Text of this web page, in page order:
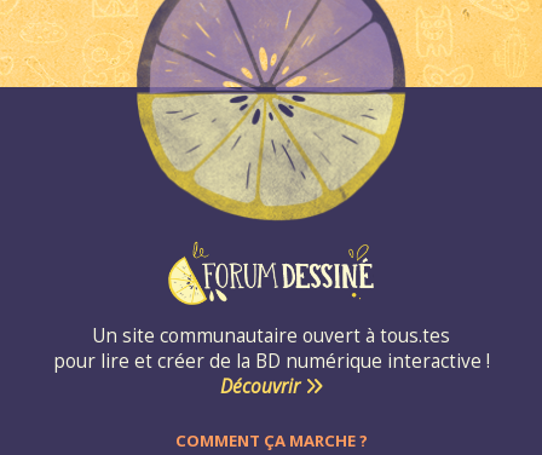
Un site communautaire ouvert à tous.tes
pour lire et créer de la BD numérique interactive !
Découvrir
COMMENT ÇA MARCHE ?